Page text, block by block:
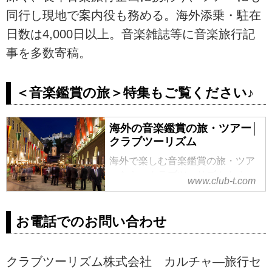
同行し現地で案内役も務める。海外添乗・駐在
日数は4,000日以上。音楽雑誌等に音楽旅行記
事を多数寄稿。
＜音楽鑑賞の旅＞特集もご覧ください♪
海外の音楽鑑賞の旅・ツアー│
クラブツーリズム
海外で楽しむ音楽鑑賞の旅・ツア
ーなら、クラブツーリズム！オー
ケストラ、イベント、クラシッ
を愉しみましょう。添乗員同行ツ
アーや講師同行ツアーもご用意。
www.club-t.com
お電話でのお問い合わせ
クラブツーリズム株式会社 カルチャ―旅行セ